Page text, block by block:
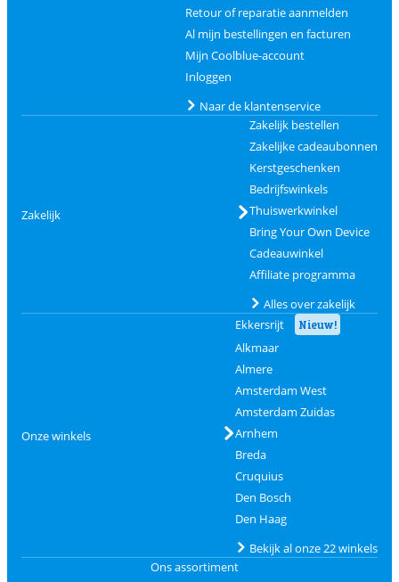
Retour of reparatie aanmelden
Al mijn bestellingen en facturen
Mijn Coolblue-account
Inloggen
Naar de klantenservice
Zakelijk
Zakelijk bestellen
Zakelijke cadeaubonnen
Kerstgeschenken
Bedrijfswinkels
Thuiswerkwinkel
Bring Your Own Device
Cadeauwinkel
Affiliate programma
Alles over zakelijk
Onze winkels
Ekkersrijt Nieuw!
Alkmaar
Almere
Amsterdam West
Amsterdam Zuidas
Arnhem
Breda
Cruquius
Den Bosch
Den Haag
Bekijk al onze 22 winkels
Ons assortiment